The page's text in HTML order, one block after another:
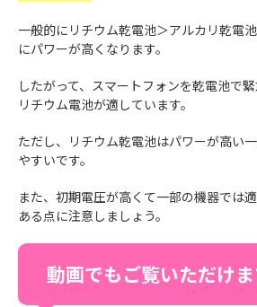
一般的にリチウム乾電池＞アルカリ乾電
にパワーが高くなります。
したがって、スマートフォンを乾電池で
リチウム電池が適しています。
ただし、リチウム乾電池はパワーが高い
やすいです。
また、初期電圧が高くて一部の機器では
ある点に注意しましょう。
動画でもご覧いただけま